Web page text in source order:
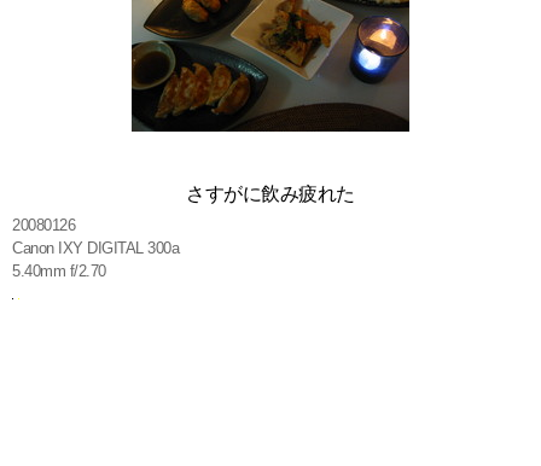
さすがに飲み疲れた
20080126
Canon IXY DIGITAL 300a
5.40mm f/2.70